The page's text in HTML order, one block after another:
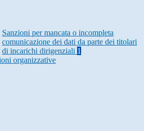
Sanzioni per mancata o incompleta
comunicazione dei dati da parte dei titolari
di incarichi dirigenziali 1
organizzative